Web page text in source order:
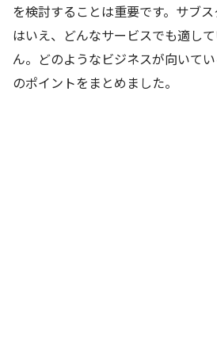
を検討することは重要です。サブ
はいえ、どんなサービスでも適し
ん。どのようなビジネスが向いて
のポイントをまとめました。